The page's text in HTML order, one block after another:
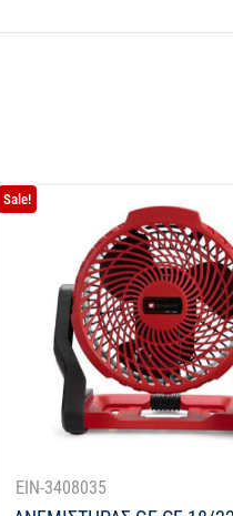
Sale!
EIN-3408035